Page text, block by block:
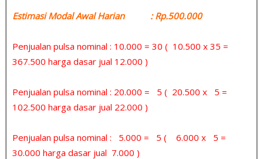
Estimasi Modal Awal Harian : Rp.500.000
Penjualan pulsa nominal : 10.000 = 30 ( 10.500 x 35 =
367.500 harga dasar jual 12.000 )
Penjualan pulsa nominal : 20.000 = 5 ( 20.500 x 5 =
102.500 harga dasar jual 22.000 )
Penjualan pulsa nominal : 5.000 = 5 ( 6.000 x 5 =
30.000 harga dasar jual 7.000 )